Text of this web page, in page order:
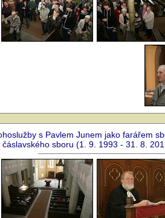
s Pavlem Junem jako farářem
čáslavského sboru (1. 9. 1993 - 31. 8.